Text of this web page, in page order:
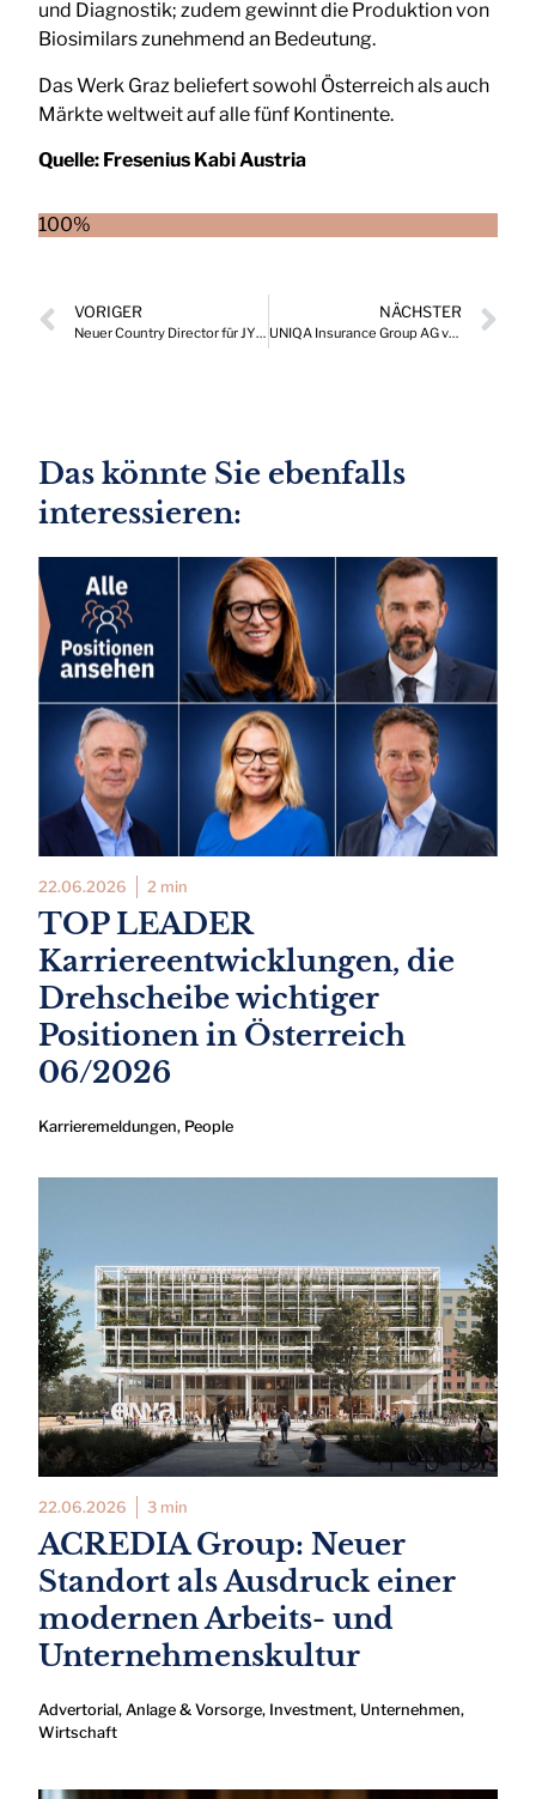
und Diagnostik; zudem gewinnt die Produktion von
Biosimilars zunehmend an Bedeutung.
Das Werk Graz beliefert sowohl Österreich als auch
Märkte weltweit auf alle fünf Kontinente.
Quelle: Fresenius Kabi Austria
100%
VORIGER
Neuer Country Director für JYSK Österreich und Ungarn
NÄCHSTER
UNIQA Insurance Group AG verstärkt Konzern-Governance
Das könnte Sie ebenfalls
interessieren:
22.06.2026 2 min
TOP LEADER
Karriereentwicklungen, die
Drehscheibe wichtiger
Positionen in Österreich
06/2026
Karrieremeldungen, People
22.06.2026 3 min
ACREDIA Group: Neuer
Standort als Ausdruck einer
modernen Arbeits- und
Unternehmenskultur
Advertorial, Anlage & Vorsorge, Investment, Unternehmen,
Wirtschaft